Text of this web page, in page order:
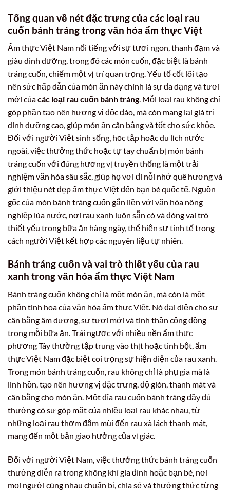
Tổng quan về nét đặc trưng của các loại rau
cuốn bánh tráng trong văn hóa ẩm thực Việt
Ẩm thực Việt Nam nổi tiếng với sự tươi ngon, thanh đạm và
giàu dinh dưỡng, trong đó các món cuốn, đặc biệt là bánh
tráng cuốn, chiếm một vị trí quan trọng. Yếu tố cốt lõi tạo
nên sức hấp dẫn của món ăn này chính là sự đa dạng và tươi
mới củacác loại rau cuốn bánh tráng. Mỗi loại rau không chỉ
góp phần tạo nên hương vị độc đáo, mà còn mang lại giá trị
dinh dưỡng cao, giúp món ăn cân bằng và tốt cho sức khỏe.
Đối với người Việt sinh sống, học tập hoặc du lịch nước
ngoài, việc thưởng thức hoặc tự tay chuẩn bị món bánh
tráng cuốn với đúng hương vị truyền thống là một trải
nghiệm văn hóa sâu sắc, giúp họ vơi đi nỗi nhớ quê hương và
giới thiệu nét đẹp ẩm thực Việt đến bạn bè quốc tế. Nguồn
gốc của món bánh tráng cuốn gắn liền với văn hóa nông
nghiệp lúa nước, nơi rau xanh luôn sẵn có và đóng vai trò
thiết yếu trong bữa ăn hàng ngày, thể hiện sự tinh tế trong
cách người Việt kết hợp các nguyên liệu tự nhiên.
Bánh tráng cuốn và vai trò thiết yếu của rau
xanh trong văn hóa ẩm thực Việt Nam
Bánh tráng cuốn không chỉ là một món ăn, mà còn là một
phần tinh hoa của văn hóa ẩm thực Việt. Nó đại diện cho sự
cân bằng âm dương, sự tươi mới và tinh thần cộng đồng
trong mỗi bữa ăn. Trái ngược với nhiều nền ẩm thực
phương Tây thường tập trung vào thịt hoặc tinh bột, ẩm
thực Việt Nam đặc biệt coi trọng sự hiện diện của rau xanh.
Trong món bánh tráng cuốn, rau không chỉ là phụ gia mà là
linh hồn, tạo nên hương vị đặc trưng, độ giòn, thanh mát và
cân bằng cho món ăn. Một đĩa rau cuốn bánh tráng đầy đủ
thường có sự góp mặt của nhiều loại rau khác nhau, từ
những loại rau thơm đậm mùi đến rau xà lách thanh mát,
mang đến một bản giao hưởng của vị giác.
Đối với người Việt Nam, việc thưởng thức bánh tráng cuốn
thường diễn ra trong không khí gia đình hoặc bạn bè, nơi
mọi người cùng nhau chuẩn bị, chia sẻ và thưởng thức từng